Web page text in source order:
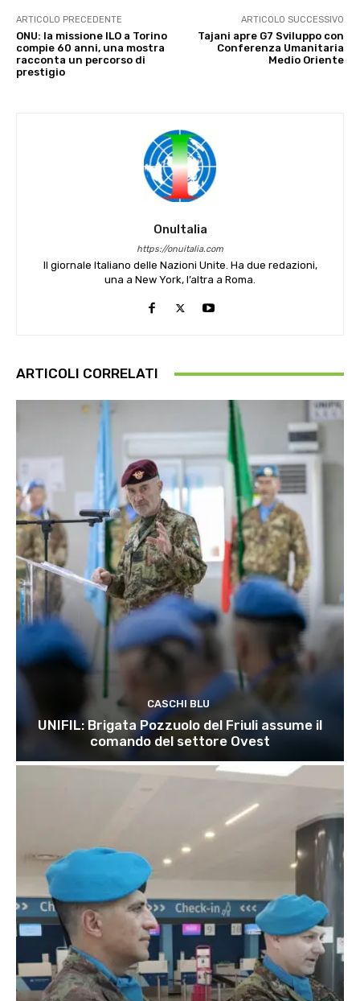
ARTICOLO PRECEDENTE
ONU: la missione ILO a Torino
compie 60 anni, una mostra
racconta un percorso di
prestigio
ARTICOLO SUCCESSIVO
Tajani apre G7 Sviluppo con
Conferenza Umanitaria
Medio Oriente
OnuItalia
https://onuitalia.com
Il giornale Italiano delle Nazioni Unite. Ha due redazioni,
una a New York, l’altra a Roma.
ARTICOLI CORRELATI
CASCHI BLU
UNIFIL: Brigata Pozzuolo del Friuli assume il
comando del settore Ovest